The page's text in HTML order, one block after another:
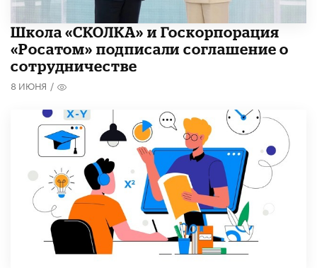
Школа «СКОЛКА» и Госкорпорация
«Росатом» подписали соглашение о
сотрудничестве
8 ИЮНЯ /